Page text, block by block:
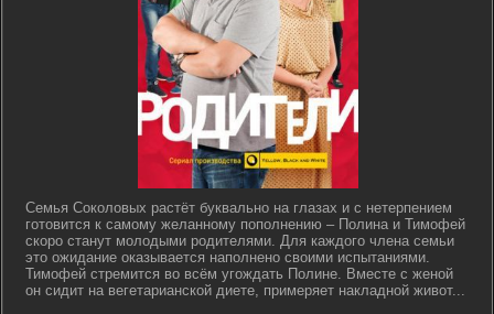
Семья Соколовых растёт буквально на глазах и с нетерпением
готовится к самому желанному пополнению – Полина и Тимофей
скоро станут молодыми родителями. Для каждого члена семьи
это ожидание оказывается наполнено своими испытаниями.
Тимофей стремится во всём угождать Полине. Вместе с женой
он сидит на вегетарианской диете, примеряет накладной живот...